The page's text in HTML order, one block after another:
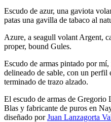
Escudo de azur, una gaviota
patas una gavilla de tabaco al
Azure, a seagull volant Argent,
proper, bound Gules.
Escudo de armas pintado por
delineado de sable, con un
terminado de trazo alzado.
El escudo de armas de Gregorio
Blas y fabricante de puros en
diseñado porJuan Lanzagorta